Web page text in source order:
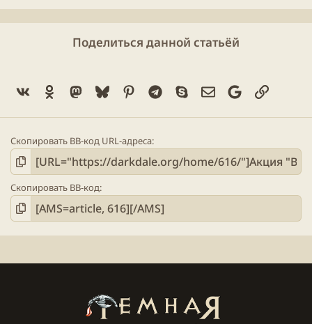
Поделиться данной статьёй
Vk Ok Mastodon
BlueskyPinterestTelegram
SkypeЭлектронная
GoogleСсылка
Скопировать BB-код URL-адреса
Скопировать BB-код